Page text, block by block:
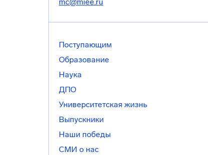
Поступающим
Образование
Наука
ДПО
Университетская жизнь
Выпускники
Наши победы
СМИ о нас